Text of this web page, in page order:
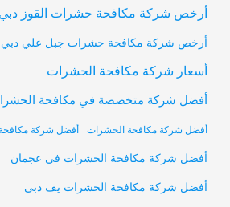
أرخص شركة مكافحة حشرات القوز دبي
أرخص شركة مكافحة حشرات جبل علي دبي
أسعار شركة مكافحة الحشرات
أفضل شركة متخصصة في مكافحة
أفضل شركة مكافحة الحشرات أفضل شركة
أفضل شركة مكافحة الحشرات في عجمان
أفضل شركة مكافحة الحشرات يف دبي